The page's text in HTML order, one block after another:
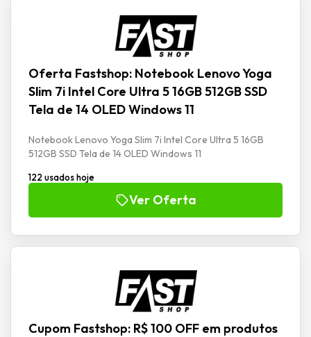
Oferta Fastshop: Notebook Lenovo Yoga
Slim 7i Intel Core Ultra 5 16GB 512GB SSD
Tela de 14 OLED Windows 11
Notebook Lenovo Yoga Slim 7i Intel Core Ultra 5 16GB
512GB SSD Tela de 14 OLED Windows 11
122 usados hoje
Ver Oferta
Cupom Fastshop: R$ 100 OFF em produtos